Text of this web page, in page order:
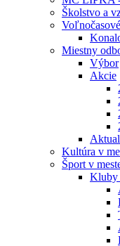
Školstvo a
Miestny
Výbor
Akcie
Kultúra v
Šport v
Kluby